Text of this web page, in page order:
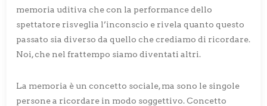
memoria uditiva che con la performance dello
spettatore risveglia l’inconscio e rivela quanto questo
passato sia diverso da quello che crediamo di ricordare.
Noi, che nel frattempo siamo diventati altri.
La memoria è un concetto sociale, ma sono le singole
persone a ricordare in modo soggettivo. Concetto